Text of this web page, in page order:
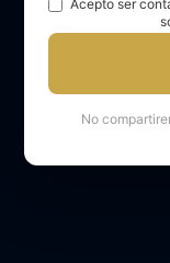
Opiniones
Resultados
Acepto ser
No